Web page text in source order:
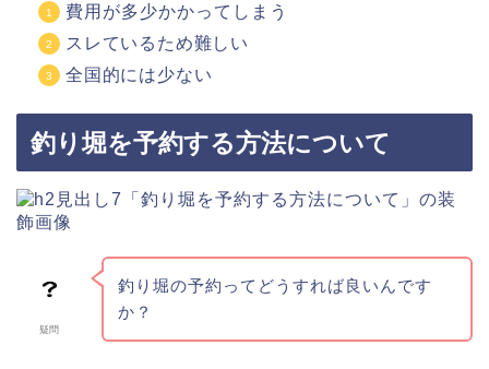
費用が多少かかってしまう
スレているため難しい
全国的には少ない
釣り堀を予約する方法について
疑問
釣り堀の予約ってどうすれば良いんです
か？